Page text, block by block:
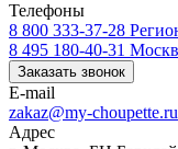
Телефоны
8 800 333-37-28
8 495 180-40-31
Заказать звонок
E-mail
zakaz@my-choupette.ru
Адрес